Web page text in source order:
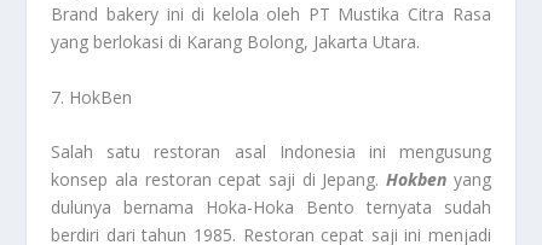
Brand bakery ini di kelola oleh PT Mustika Citra Rasa
yang berlokasi di Karang Bolong, Jakarta Utara.
7. HokBen
Salah satu restoran asal Indonesia ini mengusung
konsep ala restoran cepat saji di Jepang. Hokben yang
dulunya bernama Hoka-Hoka Bento ternyata sudah
berdiri dari tahun 1985. Restoran cepat saji ini menjadi